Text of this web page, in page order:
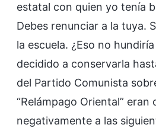
estatal con quien yo tenía
Debes renunciar a la tuya.
la escuela. ¿Eso no
decidido a conservarla
del Partido Comunista
“Relámpago Oriental”
negativamente a las